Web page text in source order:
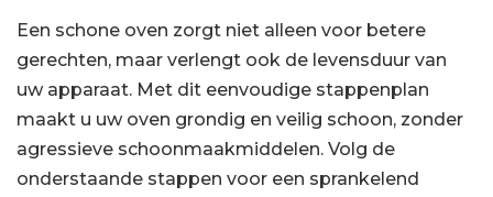
Een schone oven zorgt niet alleen voor betere
gerechten, maar verlengt ook de levensduur van
uw apparaat. Met dit eenvoudige stappenplan
maakt u uw oven grondig en veilig schoon, zonder
agressieve schoonmaakmiddelen. Volg de
onderstaande stappen voor een sprankelend